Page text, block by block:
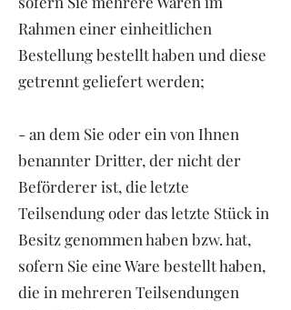
Rahmen einer einheitlichen
Bestellung bestellt haben und diese
getrennt geliefert werden;
- an dem Sie oder ein von Ihnen
benannter Dritter, der nicht der
Beförderer ist, die letzte
Teilsendung oder das letzte Stück in
Besitz genommen haben bzw. hat,
sofern Sie eine Ware bestellt haben,
die in mehreren Teilsendungen